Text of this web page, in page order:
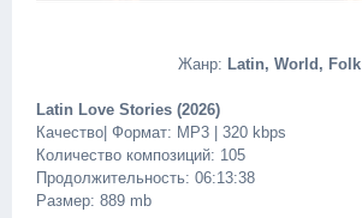
Жанр: Latin, World, Folk
Latin Love Stories (2026)
Качество| Формат: MP3 | 320 kbps
Количество композиций: 105
Продолжительность: 06:13:38
Размер: 889 mb